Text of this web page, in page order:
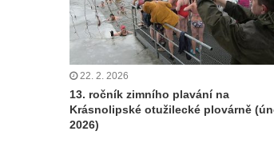
22. 2. 2026
13. ročník zimního plavání na
Krásnolipské otužilecké plovárně
2026)